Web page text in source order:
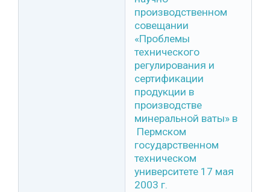
производственном
совещании
«Проблемы
технического
регулирования и
сертификации
продукции в
производстве
минеральной ваты» в
Пермском
государственном
техническом
университете 17 мая
2003 г.